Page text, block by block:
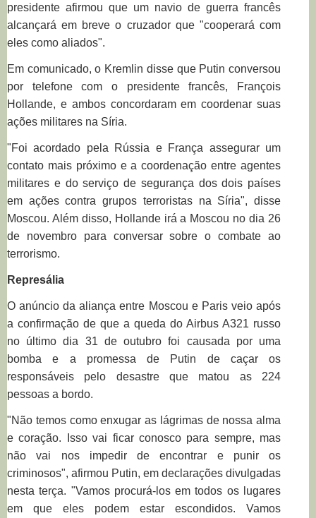
presidente afirmou que um navio de guerra francês
alcançará em breve o cruzador que "cooperará com
eles como aliados".
Em comunicado, o Kremlin disse que Putin conversou
por telefone com o presidente francês, François
Hollande, e ambos concordaram em coordenar suas
ações militares na Síria.
"Foi acordado pela Rússia e França assegurar um
contato mais próximo e a coordenação entre agentes
militares e do serviço de segurança dos dois países
em ações contra grupos terroristas na Síria", disse
Moscou. Além disso, Hollande irá a Moscou no dia 26
de novembro para conversar sobre o combate ao
terrorismo.
Represália
O anúncio da aliança entre Moscou e Paris veio após
a confirmação de que a queda do Airbus A321 russo
no último dia 31 de outubro foi causada por uma
bomba e a promessa de Putin de caçar os
responsáveis pelo desastre que matou as 224
pessoas a bordo.
"Não temos como enxugar as lágrimas de nossa alma
e coração. Isso vai ficar conosco para sempre, mas
não vai nos impedir de encontrar e punir os
criminosos", afirmou Putin, em declarações divulgadas
nesta terça. "Vamos procurá-los em todos os lugares
em que eles podem estar escondidos. Vamos